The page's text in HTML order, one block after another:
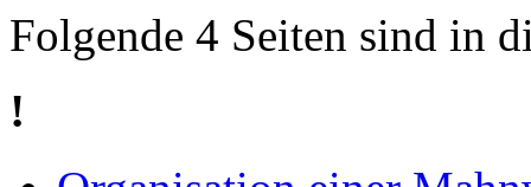
Folgende 4 Seiten sind in
!